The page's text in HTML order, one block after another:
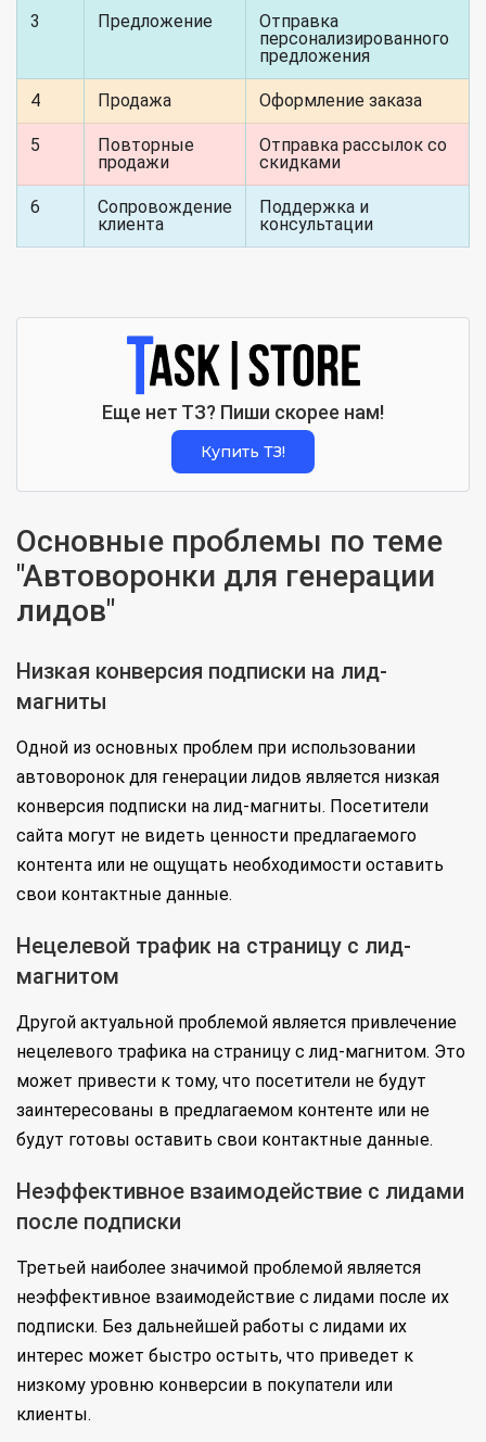
3 Предложение
Отправка
персонализированного
предложения
4 Продажа Оформление заказа
5
Повторные
продажи
Отправка рассылок со
скидками
6
Сопровождение
клиента
Поддержка и
консультации
Еще нет ТЗ? Пиши скорее нам!
Купить ТЗ!
Основные проблемы по теме
"Автоворонки для генерации
лидов"
Низкая конверсия подписки на лид-
магниты
Одной из основных проблем при использовании
автоворонок для генерации лидов является низкая
конверсия подписки на лид-магниты. Посетители
сайта могут не видеть ценности предлагаемого
контента или не ощущать необходимости оставить
свои контактные данные.
Нецелевой трафик на страницу с лид-
магнитом
Другой актуальной проблемой является привлечение
нецелевого трафика на страницу с лид-магнитом. Это
может привести к тому, что посетители не будут
заинтересованы в предлагаемом контенте или не
будут готовы оставить свои контактные данные.
Неэффективное взаимодействие с лидами
после подписки
Третьей наиболее значимой проблемой является
неэффективное взаимодействие с лидами после их
подписки. Без дальнейшей работы с лидами их
интерес может быстро остыть, что приведет к
низкому уровню конверсии в покупатели или
клиенты.